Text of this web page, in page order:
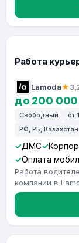
Работа
Lamoda★
до 200
Свободный от
РФ, РБ, Казахстан
ДМС
Оплата
Работа
компании в